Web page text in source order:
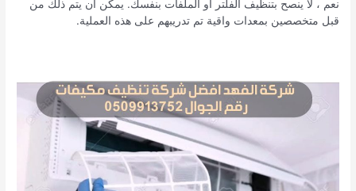
نعم ، لا ينصح بتنظيف الفلتر أو الملفات بنفسك. يمكن أن يتم ذلك من
قبل متخصصين بمعدات واقية تم تدريبهم على هذه العملية.